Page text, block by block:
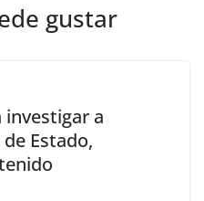
gustar
investigar a
Estado,